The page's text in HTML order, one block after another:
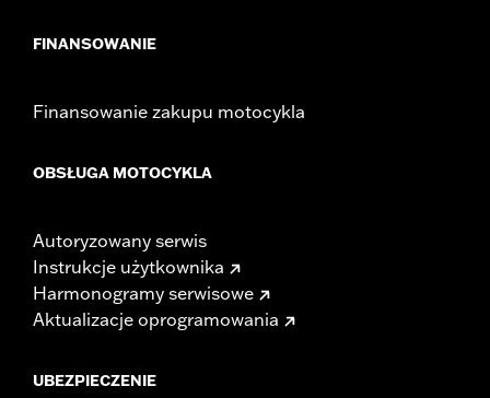
FINANSOWANIE
Finansowanie zakupu motocykla
OBSŁUGA MOTOCYKLA
Autoryzowany serwis
Instrukcje użytkownika
Harmonogramy serwisowe
Aktualizacje oprogramowania
UBEZPIECZENIE